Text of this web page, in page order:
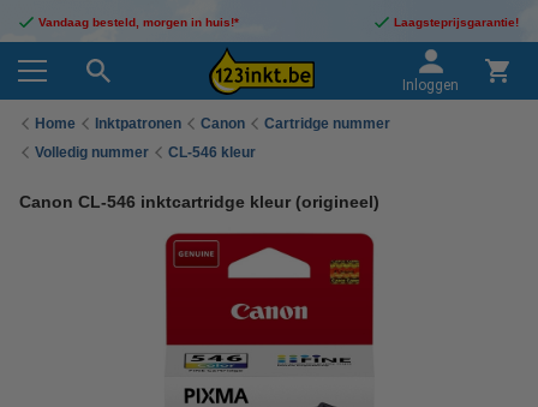
Vandaag besteld, morgen in huis!* Laagsteprijsgarantie!
Inloggen
Home Inktpatronen Canon
Cartridge nummer
Volledig nummer
CL-546 kleur
Canon CL-546 inktcartridge kleur (origineel)